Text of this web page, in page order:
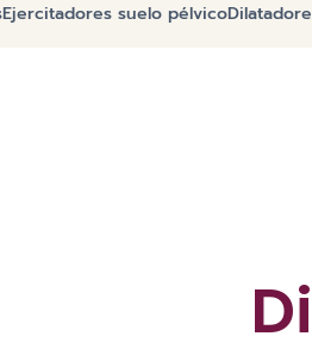
Ejercitadores suelo pélvico